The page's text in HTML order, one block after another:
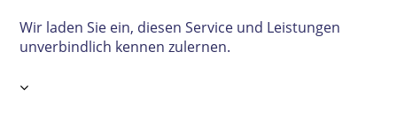
Wir laden Sie ein, diesen Service und Leistungen
unverbindlich kennen zulernen.